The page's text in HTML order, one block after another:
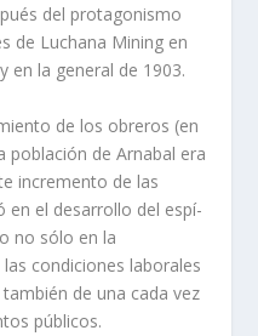
del protagonismo
de Luchana Mining en
en la general de 1903.
de los obreros (en
población de Arnabal era
incremento de las
en el desarrollo del espí­
no sólo en la
condiciones laborales
de una cada vez
públicos.